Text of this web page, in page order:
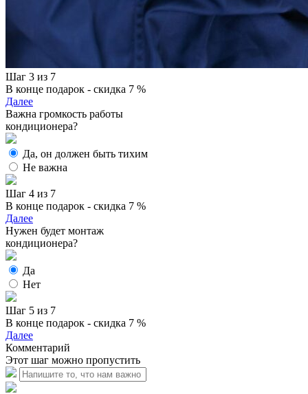
Шаг 3 из 7
В конце подарок - скидка 7 %
Далее
Важна громкость работы
кондиционера?
Да, он должен быть тихим
Не важна
Шаг 4 из 7
В конце подарок - скидка 7 %
Далее
Нужен будет монтаж
кондиционера?
Да
Нет
Шаг 5 из 7
В конце подарок - скидка 7 %
Далее
Комментарий
Этот шаг можно пропустить